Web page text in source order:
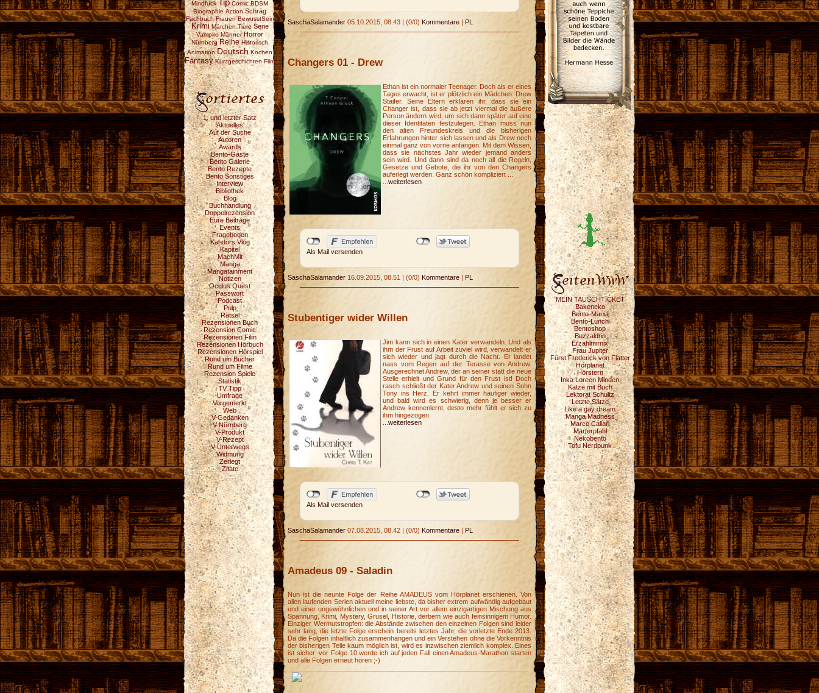
Mindfuck Tip Comic BDSM
Biographie Action Schräg
Fachbuch Frauen BewusstSein
Krimi Märchen Tiere Serie
Vampire Männer Horror
Nürnberg Reihe Historisch
Animation Deutsch Kochen
Fantasy Kurzgeschichten Film
1. und letzter Satz
Aktuelles
Auf der Suche
Autoren
Awards
Bento-Gäste
Bento Galerie
Bento Rezepte
Bento Sonstiges
Interview
Bibliothek
Blog
Buchhandlung
Doppelrezension
Eure Beiträge
Events
Fragebogen
Kahdors Vlog
Kapitel
MachMit
Manga
Mangatainment
Notizen
Oculus Quest
Passwort
Podcast
Pulp
Rätsel
Rezensionen Buch
Rezension Comic
Rezensionen Film
Rezensionen Hörbuch
Rezensionen Hörspiel
Rund um Bücher
Rund um Filme
Rezension Spiele
Statistik
TV Tipp
Umfrage
Vorgemerkt
Web
V-Gedanken
V-Nürnberg
V-Produkt
V-Rezept
V-Unterwegs
Widmung
Zerlegt
Zitate
SaschaSalamander 05.10.2015, 08.43 (0/0) Kommentare PL
Changers 01 - Drew
Ethan ist ein normaler Teenager. Doch als er eines
Tages erwacht, ist er plötzlich ein Mädchen: Drew
Staifer. Seine Eltern erklären ihr, dass sie ein
Changer ist, dass sie ab jetzt viermal die äußere
Person ändern wird, um sich dann später auf eine
dieser Identitäten festzulegen. Ethan muss nun
den alten Freundeskreis und die bisherigen
Erfahrungen hinter sich lassen und als Drew noch
einmal ganz von vorne anfangen. Mit dem Wissen,
dass sie nächstes Jahr wieder jemand anders
sein wird. Und dann sind da noch all die Regeln,
Gesetze und Gebote, die ihr von den Changers
auferlegt werden. Ganz schön kompliziert ...
weiterlesen
Als Mail versenden
SaschaSalamander 16.09.2015, 08.51 | (0/0) Kommentare | PL
Stubentiger wider Willen
Jim kann sich in einen Kater verwandeln. Und als
ihm der Frust auf Arbeit zuviel wird, verwandelt er
sich wieder und jagt durch die Nacht. Er landet
nass vom Regen auf der Terasse von Andrew.
Ausgerechnet Andrew, der an seiner statt die neue
Stelle erhielt und Grund für den Frust ist! Doch
rasch schließt der Kater Andrew und seinen Sohn
Tony ins Herz. Er kehrt immer häufiger wieder,
und bald wird es schwierig, denn je besser er
Andrew kennenlernt, desto mehr fühlt er sich zu
ihm hingezogen.
weiterlesen
Als Mail versenden
SaschaSalamander 07.08.2015, 08.42 | (0/0) Kommentare | PL
Amadeus 09 - Saladin
Nun ist die neunte Folge der Reihe AMADEUS vom Hörplanet erschienen. Von
allen laufenden Serien aktuell meine liebste, da bisher extrem aufwändig aufgebaut
und einer ungewöhnlichen und in seiner Art vor allem einzigartigen Mischung aus
Spannung, Krimi, Mystery, Grusel, Historie, derbem wie auch feinsinnigem Humor.
Einziger Wermutstropfen: die Abstände zwischen den einzelnen Folgen sind leider
sehr lang, die letzte Folge erschein bereits letztes Jahr, die vorletzte Ende 2013.
Da die Folgen inhaltlich zusammenhängen und ein Verstehen ohne die Vorkenntnis
der bisherigen Teile kaum möglich ist, wird es inzwischen ziemlich komplex. Eines
ist sicher: vor Folge 10 werde ich auf jeden Fall einen Amadeus-Marathon starten
und alle Folgen erneut hören ;-)
MEIN TAUSCHTICKET
Bakeneko
Bento-Mania
Bento-Lunch
Bentoshop
Buzzaldrin
Erzählmirnix
Frau Jupiter
Fürst Frederick von Flatter
Hörplanet
Hörstern
Inka Loreen Minden
Katze mit Buch
Lektorat Schultz
Letzte Sätze
Like a gay dream
Manga Madness
Marco Callari
Marterpfahl
Nekobento
Tofu Nerdpunk